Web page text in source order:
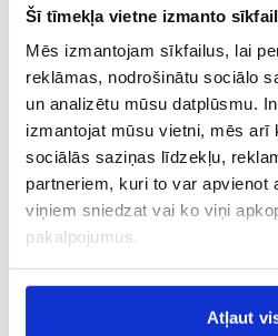
Šī tīmekļa vietne izmanto
Mēs izmantojam sīkfailus, lai
reklāmas, nodrošinātu sociālo
un analizētu mūsu datplūsmu.
izmantojat mūsu vietni, mēs arī
sociālās saziņas līdzekļu,
partneriem, kuri to var apvienot
viņiem sniedzat vai ko viņi
pakalpojumus.
Atļaut
Oslo OSL
– 31.08,
Tallina TLL
Reikjavīka
Brīvdienas „City
07.09, P.
, Ģimenēm
Kultūra